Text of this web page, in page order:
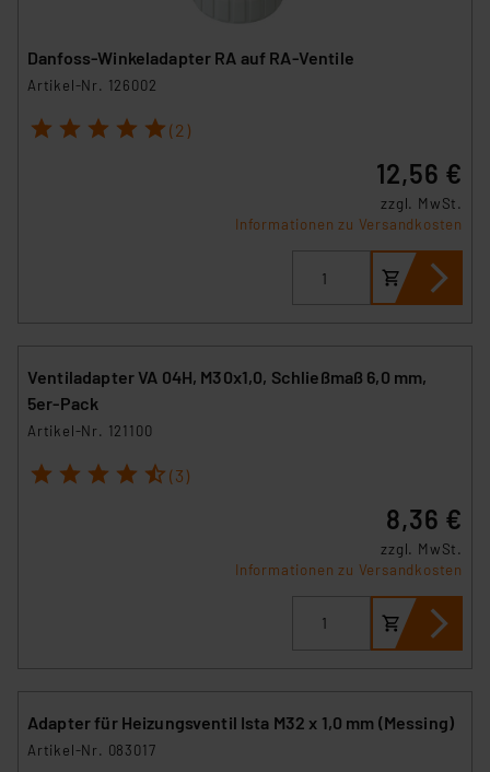
Danfoss-Winkeladapter RA auf RA-Ventile
Artikel-Nr. 126002
1 2 3 4 5 (2)
12,56 €
zzgl. MwSt.
Informationen zu Versandkosten
Ventiladapter VA 04H, M30x1,0, Schließmaß 6,0 mm,
5er-Pack
Artikel-Nr. 121100
1 2 3 4 5 (3)
8,36 €
zzgl. MwSt.
Informationen zu Versandkosten
Adapter für Heizungsventil Ista M32 x 1,0 mm (Messing)
Artikel-Nr. 083017